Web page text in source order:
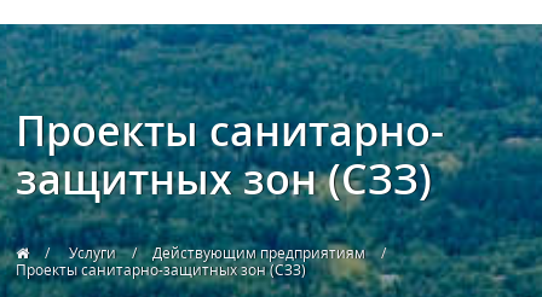
Проекты санитарно-
защитных зон (СЗЗ)
Услуги
Действующим предприятиям
Проекты санитарно-защитных зон (СЗЗ)